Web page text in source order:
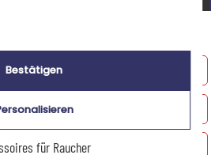
Produkte aus der Kategorie
und Mölkky
Freizeit und Praktisches
für Raucher
Bestätigen